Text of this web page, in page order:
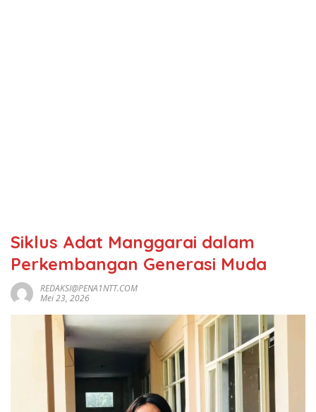
Siklus Adat Manggarai dalam
Perkembangan Generasi Muda
REDAKSI@PENA1NTT.COM
Mei 23, 2026